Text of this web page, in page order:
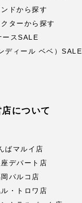
ドから探す
ターから探す
ースSALE
ディール ベベ）SALE
について
ばマルイ店
デパート店
パルコ店
・トロワ店